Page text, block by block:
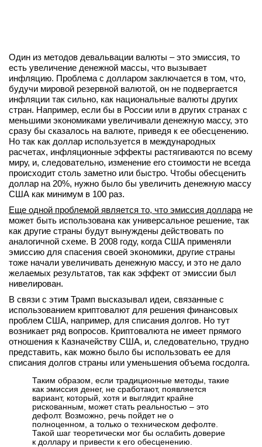
Один из методов девальвации валюты – это эмиссия, то
есть увеличение денежной массы, что вызывает
инфляцию. Проблема с долларом заключается в том, что,
будучи мировой резервной валютой, он не подвергается
инфляции так сильно, как национальные валюты других
стран. Например, если бы в России или в других странах с
меньшими экономиками увеличивали денежную массу, это
сразу бы сказалось на валюте, приведя к ее обесценению.
Но так как доллар используется в международных
расчетах, инфляционные эффекты растягиваются по всему
миру, и, следовательно, изменение его стоимости не всегда
происходит столь заметно или быстро. Чтобы обесценить
доллар на 20%, нужно было бы увеличить денежную массу
США как минимум в 100 раз.
Еще одной проблемой является то, что эмиссия доллара не
может быть использована как универсальное решение, так
как другие страны будут вынуждены действовать по
аналогичной схеме. В 2008 году, когда США применяли
эмиссию для спасения своей экономики, другие страны
тоже начали увеличивать денежную массу, и это не дало
желаемых результатов, так как эффект от эмиссии был
нивелирован.
В связи с этим Трамп высказывал идеи, связанные с
использованием криптовалют для решения финансовых
проблем США, например, для списания долгов. Но тут
возникает ряд вопросов. Криптовалюта не имеет прямого
отношения к Казначейству США, и, следовательно, трудно
представить, как можно было бы использовать ее для
списания долгов страны или уменьшения объема госдолга.
Таким образом, если традиционные методы, такие
как эмиссия денег, не сработают, появляется
вариант, который, хотя и выглядит крайне
рискованным, может стать реальностью – это
дефолт. Возможно, речь пойдет не о
полноценном, а только о техническом дефолте.
Такой шаг теоретически мог бы ослабить доверие
к доллару и привести к его обесценению.